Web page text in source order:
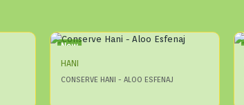
New
HANI
CONSERVE HANI - ALOO ESFENAJ